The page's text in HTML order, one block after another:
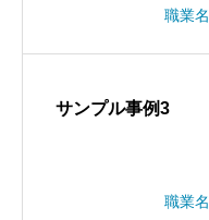
職業名
サンプル事例3
職業名